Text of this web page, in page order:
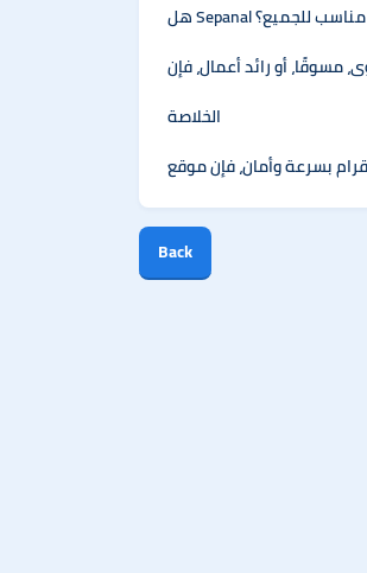
هل Sepanal مناسب للجميع؟
الخلاصة
Back